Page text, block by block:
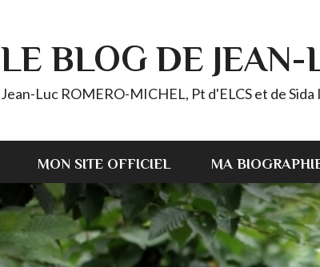
LE BLOG DE
Jean-Luc ROMERO-MICHEL, Pt d'ELCS et de
MON SITE OFFICIEL MA